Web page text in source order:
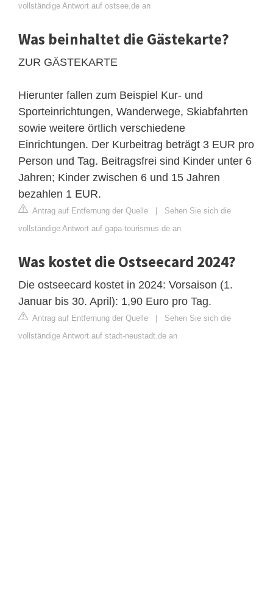
vollständige Antwort auf ostsee.de an
Was beinhaltet die Gästekarte?
ZUR GÄSTEKARTE
Hierunter fallen zum Beispiel Kur- und
Sporteinrichtungen, Wanderwege, Skiabfahrten
sowie weitere örtlich verschiedene
Einrichtungen. Der Kurbeitrag beträgt 3 EUR pro
Person und Tag. Beitragsfrei sind Kinder unter 6
Jahren; Kinder zwischen 6 und 15 Jahren
bezahlen 1 EUR.
Antrag auf Entfernung der Quelle | Sehen Sie sich die
vollständige Antwort auf gapa-tourismus.de an
Was kostet die Ostseecard 2024?
Die ostseecard kostet in 2024: Vorsaison (1.
Januar bis 30. April): 1,90 Euro pro Tag.
Antrag auf Entfernung der Quelle | Sehen Sie sich die
vollständige Antwort auf stadt-neustadt.de an